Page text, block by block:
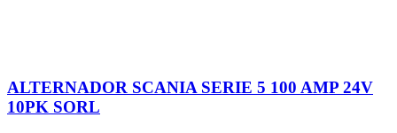
ALTERNADOR SCANIA SERIE 5 100 AMP 24V
10PK SORL